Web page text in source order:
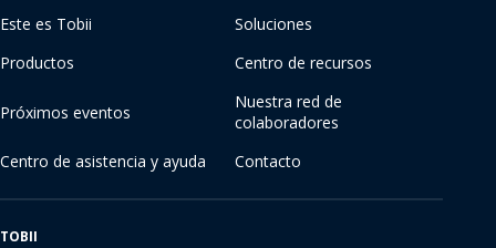
Este es Tobii
Soluciones
Productos
Centro de recursos
Próximos eventos
Nuestra red de
colaboradores
Centro de asistencia y ayuda
Contacto
TOBII